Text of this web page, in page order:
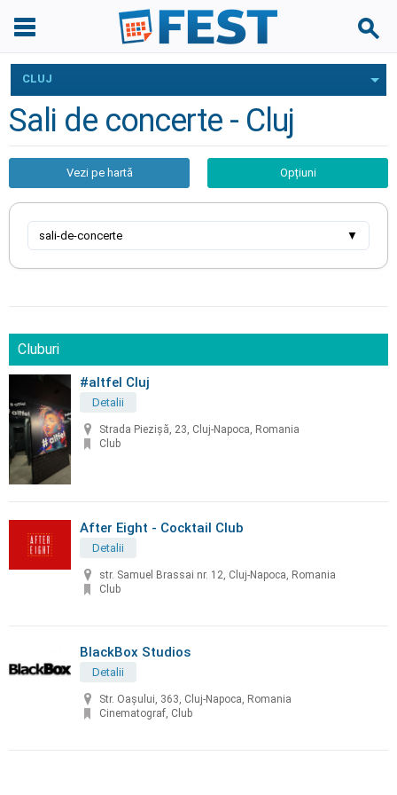
CLUJ
Sali de concerte - Cluj
Vezi pe hartă Opțiuni
sali-de-concerte ▼
Cluburi
#altfel Cluj
Detalii
Strada Piezișă, 23, Cluj-Napoca, Romania
Club
After Eight - Cocktail Club
Detalii
str. Samuel Brassai nr. 12, Cluj-Napoca, Romania
Club
BlackBox Studios
Detalii
Str. Oașului, 363, Cluj-Napoca, Romania
Cinematograf, Club